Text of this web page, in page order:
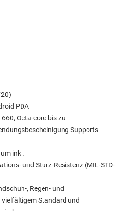
PDA
Octa-core bis zu
Supports
inkl.
und Sturz-Resistenz (MIL-STD-
, Regen- und
Standard und